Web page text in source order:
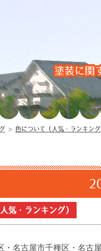
塗装に関
> 色について（人気・ランキング
気・ランキング）
・名古屋市千種区・名古